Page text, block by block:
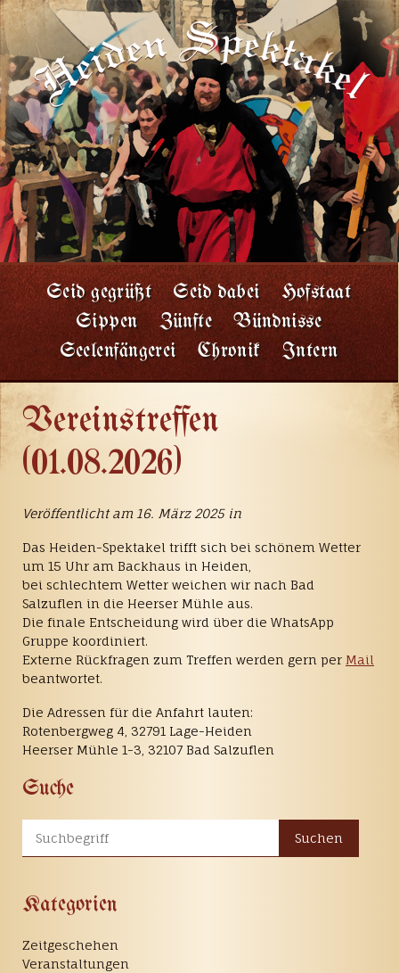
Seid gegrüßt Seid dabei
Hofstaat
Sippen
Zünfte
Bündnisse
Seelenfängerei
Chronik Intern
Vereinstreffen
(01.08.2026)
Veröffentlicht am 16. März 2025 in
Das Heiden-Spektakel trifft sich bei schönem Wetter
um 15 Uhr am Backhaus in Heiden,
bei schlechtem Wetter weichen wir nach Bad
Salzuflen in die Heerser Mühle aus.
Die finale Entscheidung wird über die WhatsApp
Gruppe koordiniert.
Externe Rückfragen zum Treffen werden gern per Mail
beantwortet.
Die Adressen für die Anfahrt lauten:
Rotenbergweg 4, 32791 Lage-Heiden
Heerser Mühle 1-3, 32107 Bad Salzuflen
Suche
Suchen
Kategorien
Zeitgeschehen
Veranstaltungen